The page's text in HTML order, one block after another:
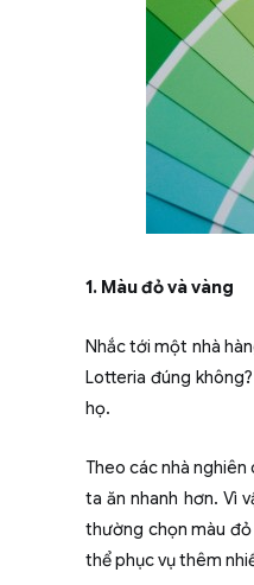
1. Màu đỏ và vàng
Nhắc tới một nhà
Lotteria đúng
họ.
Theo các nhà
ta ăn nhanh hơn. Vì
thường chọn màu
thể phục vụ thêm